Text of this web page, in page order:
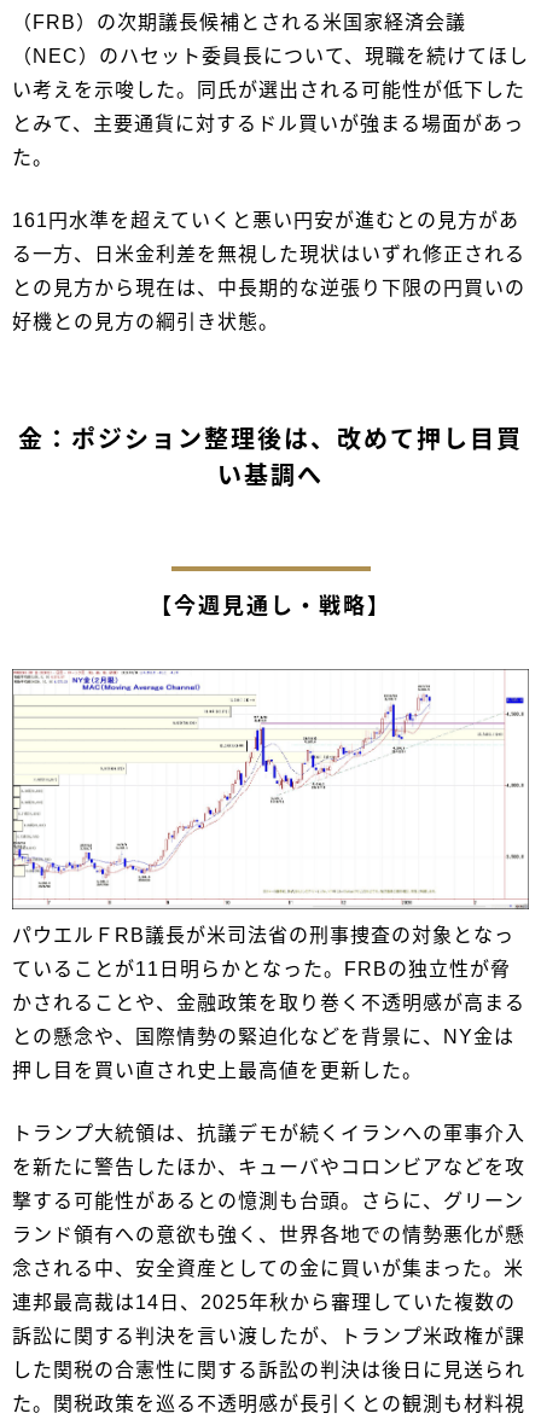
（FRB）の次期議長候補とされる米国家経済会議
（NEC）のハセット委員長について、現職を続けてほし
い考えを示唆した。同氏が選出される可能性が低下した
とみて、主要通貨に対するドル買いが強まる場面があっ
た。
161円水準を超えていくと悪い円安が進むとの見方があ
る一方、日米金利差を無視した現状はいずれ修正される
との見方から現在は、中長期的な逆張り下限の円買いの
好機との見方の綱引き状態。
金：ポジション整理後は、改めて押し目買
い基調へ
【今週見通し・戦略】
パウエルＦRB議長が米司法省の刑事捜査の対象となっ
ていることが11日明らかとなった。FRBの独立性が脅
かされることや、金融政策を取り巻く不透明感が高まる
との懸念や、国際情勢の緊迫化などを背景に、NY金は
押し目を買い直され史上最高値を更新した。
トランプ大統領は、抗議デモが続くイランへの軍事介入
を新たに警告したほか、キューバやコロンビアなどを攻
撃する可能性があるとの憶測も台頭。さらに、グリーン
ランド領有への意欲も強く、世界各地での情勢悪化が懸
念される中、安全資産としての金に買いが集まった。米
連邦最高裁は14日、2025年秋から審理していた複数の
訴訟に関する判決を言い渡したが、トランプ米政権が課
した関税の合憲性に関する訴訟の判決は後日に見送られ
た。関税政策を巡る不透明感が長引くとの観測も材料視